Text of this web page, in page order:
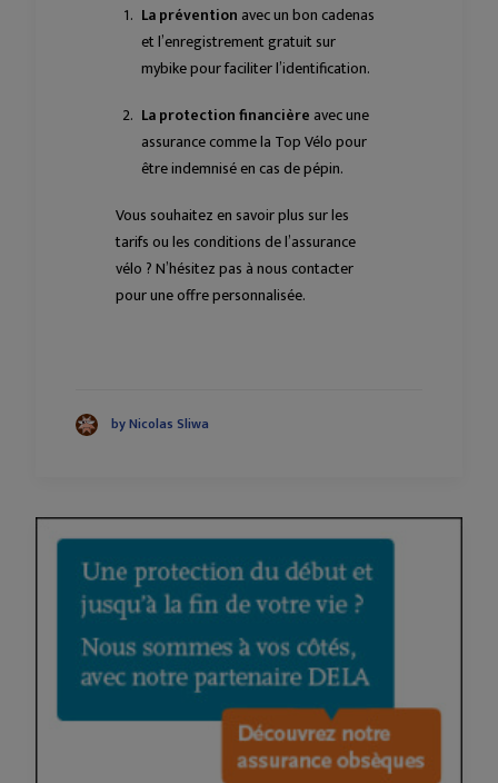
La prévention avec un bon cadenas
et l’enregistrement gratuit sur
mybike pour faciliter l’identification.
La protection financière avec une
assurance comme la Top Vélo pour
être indemnisé en cas de pépin.
Vous souhaitez en savoir plus sur les
tarifs ou les conditions de l’assurance
vélo ? N’hésitez pas à nous contacter
pour une offre personnalisée.
by Nicolas Sliwa